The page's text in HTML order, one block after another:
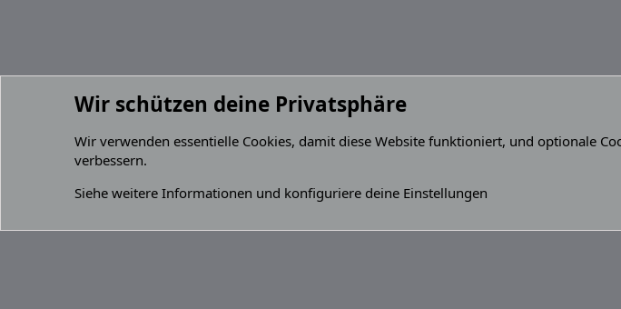
Mitglieder
Cookies
Community platform by XenForo
Wir schützen deine Privatsphäre
Wir verwenden essentielle Cookies, damit diese Website funktioniert, und optionale
verbessern.
Siehe weitere Informationen und konfiguriere deine Einstellungen